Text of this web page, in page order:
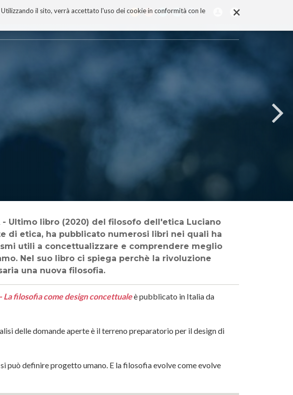
×
il sito, verrà accettato l'uso dei cookie in conformità con le
di etica, ha pubblicato numerosi libri nei quali ha
utili a concettualizzare e comprendere meglio
Nel suo libro ci spiega perchè la rivoluzione
una nuova filosofia.
filosofia come design concettualeè pubblicato in Italia da
delle domande aperte è il terreno preparatorio per il design di
può definire progetto umano. E la filosofia evolve come evolve